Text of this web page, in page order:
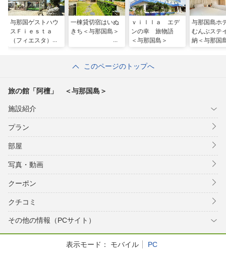
与那国ゲストハウ
スＦｉｅｓｔａ
（フィエスタ）
一棟貸切宿はいぬ
きち＜与那国島＞
ｖｉｌｌａ エデ
ンの幸 旅物語
＜与那国島＞
与那国島
むんぶス
納＜与那国
このページのトップへ
旅の館「阿檀」 ＜与那国島＞
施設紹介
プラン
部屋
写真・動画
クーポン
クチコミ
その他の情報（PCサイト）
表示モード： モバイル PC